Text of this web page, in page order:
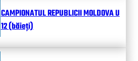
CAMPIONATUL REPUBLICII MOLDOVA U
12 (băieți)